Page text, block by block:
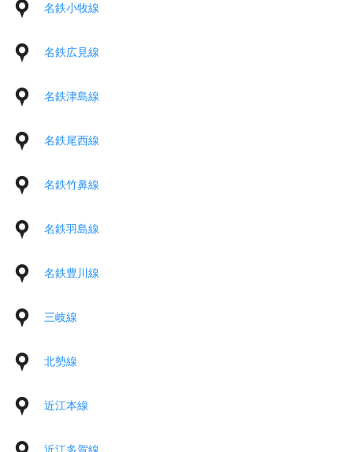
名鉄小牧線
名鉄広見線
名鉄津島線
名鉄尾西線
名鉄竹鼻線
名鉄羽島線
名鉄豊川線
三岐線
北勢線
近江本線
近江多賀線